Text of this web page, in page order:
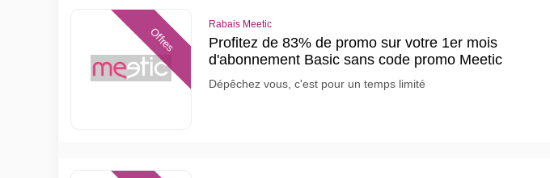
Offres
Rabais Meetic
Profitez de 83% de promo sur votre 1er mois
d'abonnement Basic sans code promo Meetic
Dépêchez vous, c'est pour un temps limité